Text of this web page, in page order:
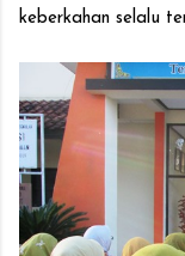
keberkahan selalu